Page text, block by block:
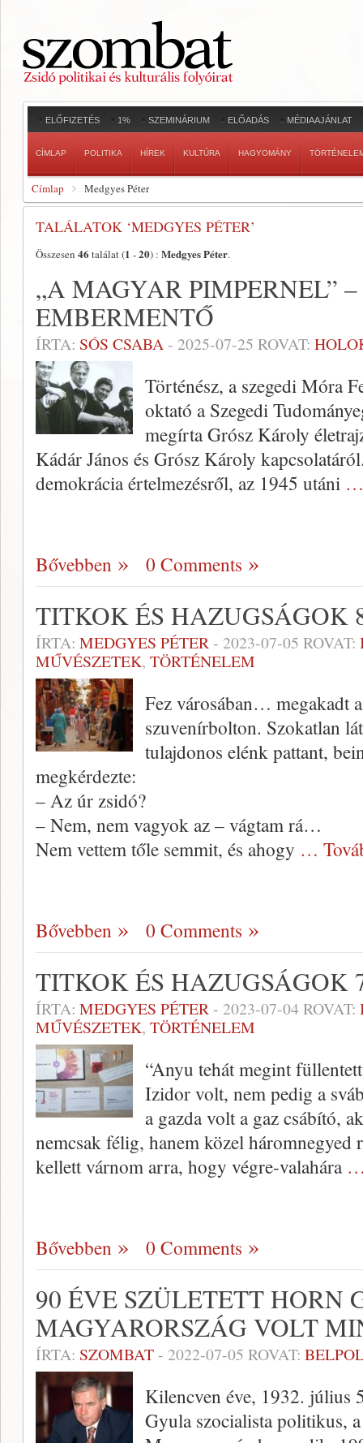
ELŐFIZETÉS 1% SZEMINÁRIUM ELŐADÁS MÉDIAAJÁNLAT
CÍMLAP POLITIKA HÍREK KULTÚRA HAGYOMÁNY
Címlap Medgyes Péter
TALÁLATOK ‘MEDGYES PÉTER’
Összesen 46 találat (1 -20) : Medgyes Péter.
„A MAGYAR PIMPERNEL”
EMBERMENTŐ
ÍRTA: SÓS CSABA- 2025-07-25 ROVAT:
Történész, a szegedi Móra
oktató a Szegedi
megírta Grósz Károly
Kádár János és Grósz Károly
demokrácia értelmezésről, az 1945 utáni …
Bővebben 0 Comments
TITKOK ÉS HAZUGSÁGOK
ÍRTA: MEDGYES PÉTER- 2023-07-05 ROVAT:
MŰVÉSZETEK, TÖRTÉNELEM
Fez városában… megakadt
szuvenírbolton. Szokatlan
tulajdonos elénk pattant,
megkérdezte:
– Az úr zsidó?
– Nem, nem vagyok az – vágtam rá…
Nem vettem tőle semmit, és ahogy …
Bővebben 0 Comments
TITKOK ÉS HAZUGSÁGOK
ÍRTA: MEDGYES PÉTER- 2023-07-04ROVAT:
MŰVÉSZETEK, TÖRTÉNELEM
“Anyu tehát megint
Izidor volt, nem pedig a
a gazda volt a gaz csábító,
nemcsak félig, hanem közel háromnegyed
kellett várnom arra, hogy végre-valahára
Bővebben 0 Comments
90 ÉVE SZÜLETETT HORN
MAGYARORSZÁG VOLT
ÍRTA: SZOMBAT- 2022-07-05 ROVAT:
Kilencven éve, 1932. július
Gyula szocialista politikus,